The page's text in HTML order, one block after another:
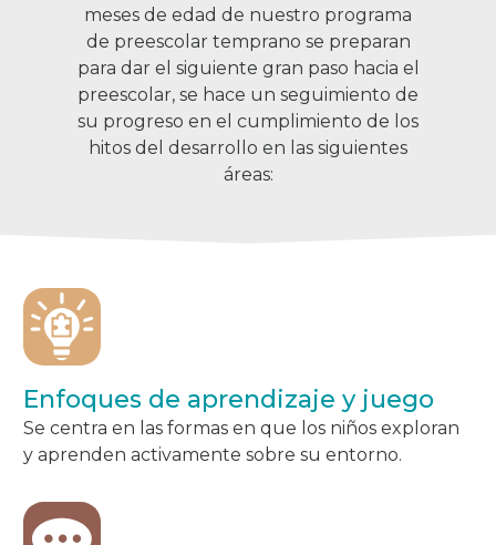
meses de edad de nuestro programa
de preescolar temprano se preparan
para dar el siguiente gran paso hacia el
preescolar, se hace un seguimiento de
su progreso en el cumplimiento de los
hitos del desarrollo en las siguientes
áreas:
Enfoques de aprendizaje y juego
Se centra en las formas en que los niños exploran
y aprenden activamente sobre su entorno.